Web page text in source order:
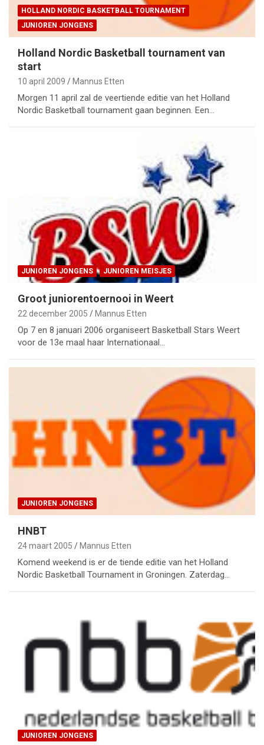
HOLLAND NORDIC BASKETBALL TOURNAMENT
JUNIOREN JONGENS
Holland Nordic Basketball tournament van
start
10 april 2009 Mannus Etten
Morgen 11 april zal de veertiende editie van het Holland
Nordic Basketball tournament gaan beginnen. Een…
JUNIOREN JONGENS JUNIOREN MEISJES
Groot juniorentoernooi in Weert
22 december 2005 Mannus Etten
Op 7 en 8 januari 2006 organiseert Basketball Stars Weert
voor de 13e maal haar Internationaal…
JUNIOREN JONGENS
HNBT
24 maart 2005 Mannus Etten
Komend weekend is er de tiende editie van het Holland
Nordic Basketball Tournament in Groningen. Zaterdag…
JUNIOREN JONGENS